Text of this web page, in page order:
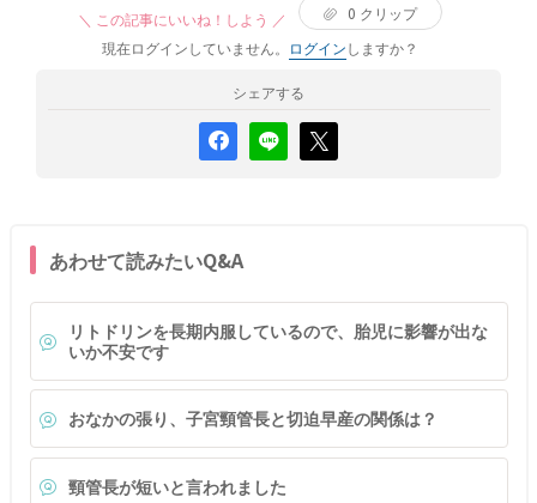
＼ この記事にいいね！しよう ／ 0 クリップ
現在ログインしていません。
ログインしますか？
シェアする
あわせて読みたいQ&A
リトドリンを長期内服しているので、胎児に影響が出な
いか不安です
おなかの張り、子宮頸管長と切迫早産の関係は？
頸管長が短いと言われました